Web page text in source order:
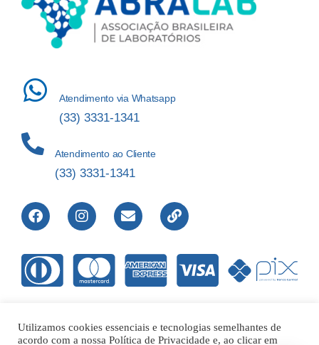
Atendimento via Whatsapp
(33) 3331-1341
Atendimento ao Cliente
(33) 3331-1341
Utilizamos cookies essenciais e tecnologias semelhantes de
acordo com a nossa Política de Privacidade e, ao clicar em